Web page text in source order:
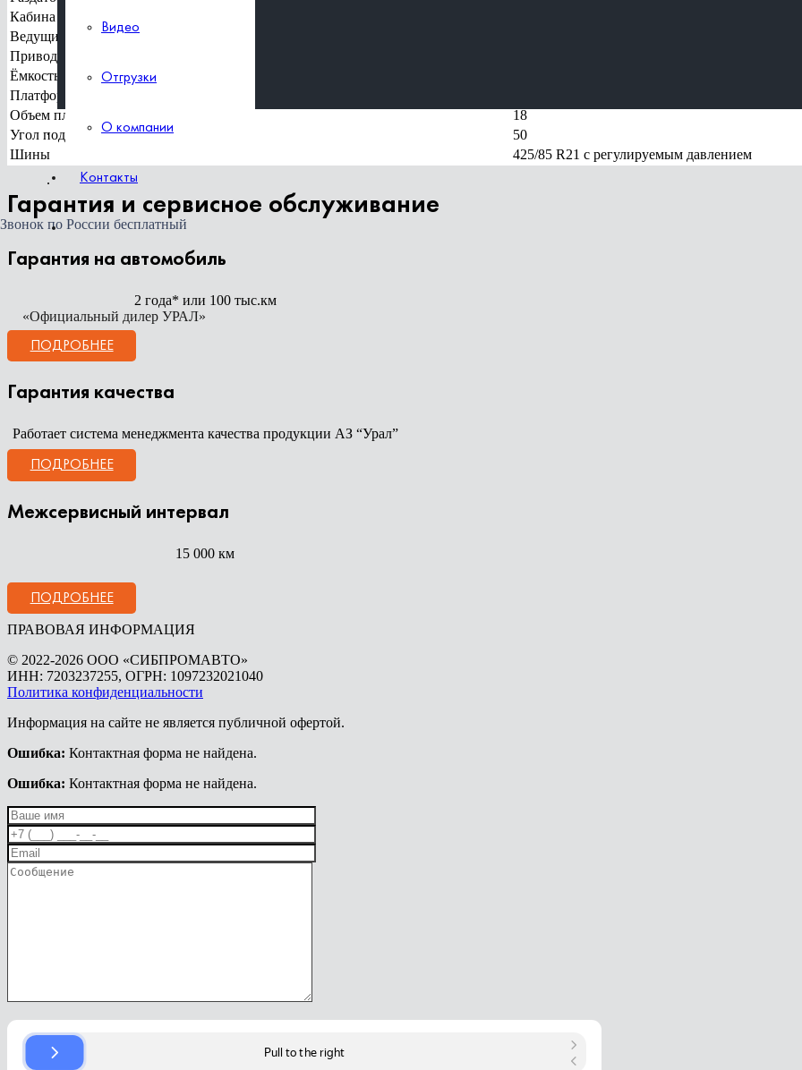
Видео
Отгрузки
О компании
Контакты
«Официальный дилер УРАЛ»
Отгрузки
О компании
Контакты
Звонок по России бесплатный
Кабина
Ведущие мосты
Привод тормозной системы
Ёмкость топливного бака, л
Платформа:
Объем платформы, м3
18
Угол подъема платформы, град
50
Шины
425/85 R21 с регулируемым давлением
Гарантия и сервисное обслуживание
Гарантия на автомобиль
2 года* или 100 тыс.км
ПОДРОБНЕЕ
Гарантия качества
Работает система менеджмента качества продукции АЗ “Урал”
ПОДРОБНЕЕ
Межсервисный интервал
15 000 км
ПОДРОБНЕЕ
ПРАВОВАЯ ИНФОРМАЦИЯ
© 2022-2026 ООО «СИБПРОМАВТО»
ИНН: 7203237255, ОГРН: 1097232021040
Политика конфиденциальности
Информация на сайте не является публичной офертой.
Ошибка: Контактная форма не найдена.
Ошибка: Контактная форма не найдена.